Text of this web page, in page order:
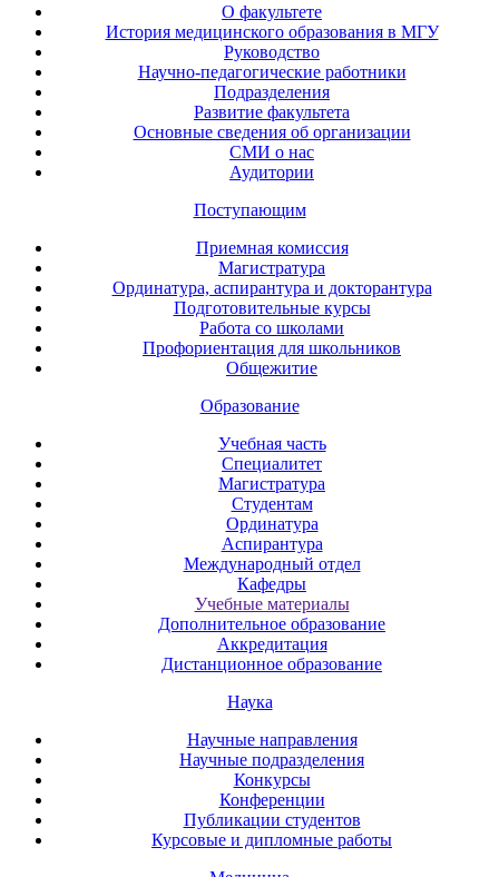
О факультете
История медицинского образования в МГУ
Руководство
Научно-педагогические работники
Подразделения
Развитие факультета
Основные сведения об организации
СМИ о нас
Аудитории
Поступающим
Приемная комиссия
Магистратура
Ординатура, аспирантура и докторантура
Подготовительные курсы
Работа со школами
Профориентация для школьников
Общежитие
Образование
Учебная часть
Специалитет
Магистратура
Студентам
Ординатура
Аспирантура
Международный отдел
Кафедры
Учебные материалы
Дополнительное образование
Аккредитация
Дистанционное образование
Наука
Научные направления
Научные подразделения
Конкурсы
Конференции
Публикации студентов
Курсовые и дипломные работы